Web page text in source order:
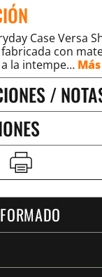
Case Versa
con
la intempe… Más
/